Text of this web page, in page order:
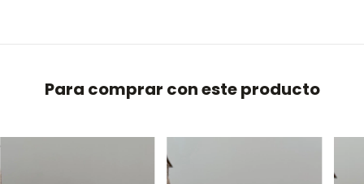
Para comprar con este producto